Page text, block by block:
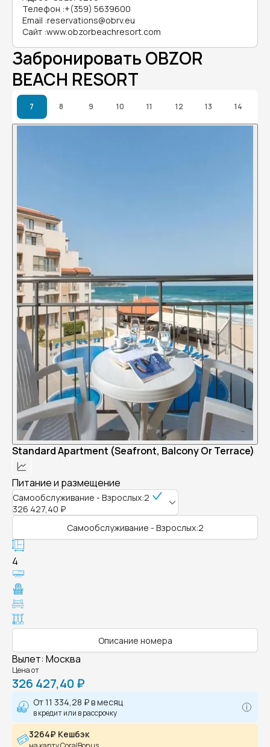
Телефон :+(359) 5639600
Email :reservations@obrv.eu
Сайт :www.obzorbeachresort.com
Забронировать OBZOR
BEACH RESORT
7 8 9 10 11 12 13 14
Standard Apartment (Seafront, Balcony Or Terrace)
Питание и размещение
Самообслуживание - Взрослых:2
326 427,40 ₽
Самообслуживание - Взрослых:2
4
Описание номера
Вылет: Москва
Цена от
326 427,40 ₽
От11 334,28 ₽в месяц
в кредит или в рассрочку
3264₽ Кешбэк